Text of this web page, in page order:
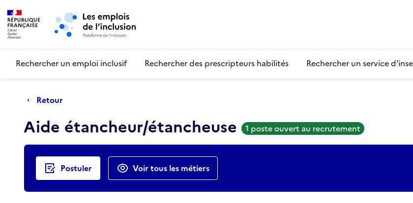
Aller au menu principal
Rechercher un emploi inclusif Rechercher des prescripteurs habilités Rechercher un service
Retour
Aide étancheur/étancheuse 1 poste ouvert au recrutement
Actions rapides
Postuler Voir tous les métiers